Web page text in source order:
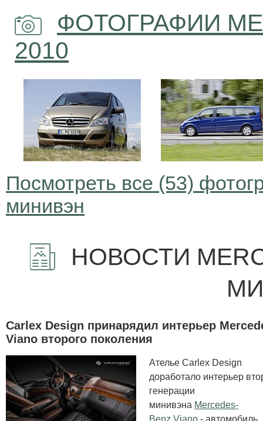
ФОТОГРАФИИ
2010
Посмотреть все (53)
минивэн
НОВОСТИ
Carlex Design принарядил интерьер
Viano второго поколения
Ателье Carlex Design
доработало интерьер
генерации
минивэна Mercedes-
Benz Viano - автомобиль